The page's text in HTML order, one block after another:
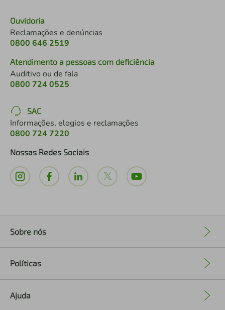
Ouvidoria
Reclamações e denúncias
0800 646 2519
Atendimento a pessoas com deficiência
Auditivo ou de fala
0800 724 0525
SAC
Informações, elogios e reclamações
0800 724 7220
Nossas Redes Sociais
Sobre nós
Políticas
Ajuda